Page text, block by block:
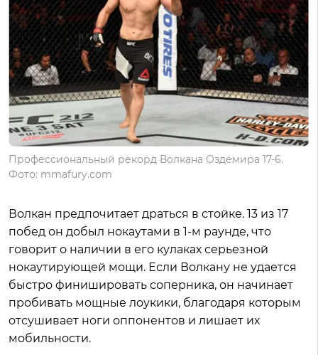
Профессиональный рекорд Волкана Оздемира 17-6.
Фото: mmafury.com
Волкан предпочитает драться в стойке. 13 из 17
побед он добыл нокаутами в 1-м раунде, что
говорит о наличии в его кулаках серьезной
нокаутирующей мощи. Если Волкану не удается
быстро финишировать соперника, он начинает
пробивать мощные лоукики, благодаря которым
отсушивает ноги оппонентов и лишает их
мобильности.